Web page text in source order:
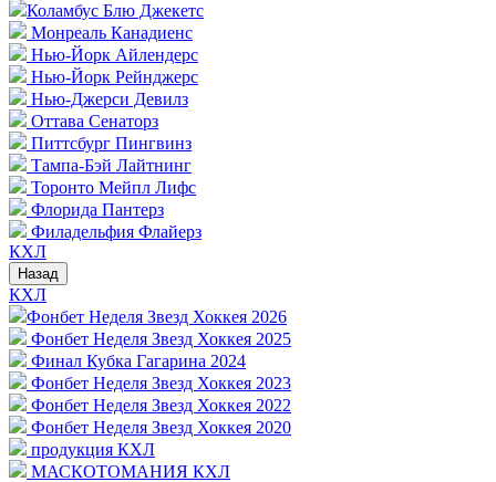
Коламбус Блю Джекетс
Монреаль Канадиенс
Нью-Йорк Айлендерс
Нью-Йорк Рейнджерс
Нью-Джерси Девилз
Оттава Сенаторз
Питтсбург Пингвинз
Тампа-Бэй Лайтнинг
Торонто Мейпл Лифс
Флорида Пантерз
Филадельфия Флайерз
КХЛ
Назад
КХЛ
Фонбет Неделя Звезд Хоккея 2026
Фонбет Неделя Звезд Хоккея 2025
Финал Кубка Гагарина 2024
Фонбет Неделя Звезд Хоккея 2023
Фонбет Неделя Звезд Хоккея 2022
Фонбет Неделя Звезд Хоккея 2020
продукция КХЛ
МАСКОТОМАНИЯ КХЛ